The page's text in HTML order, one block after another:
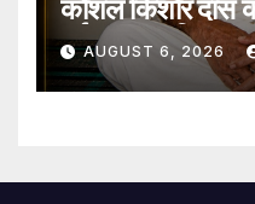
कौशल किशोर दास
गई जल समाधि
AUGUST 6, 2026